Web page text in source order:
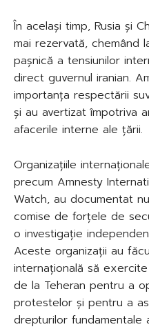
În același timp, Rusia și
mai rezervată, chemând
pașnică a tensiunilor
direct guvernul iranian.
importanța respectării
și au avertizat împotriva
afacerile interne ale țării.
Organizațiile
precum Amnesty
Watch, au documentat
comise de forțele de
o investigație
Aceste organizații au
internațională să
de la Teheran pentru a
protestelor și pentru a
drepturilor fundamentale